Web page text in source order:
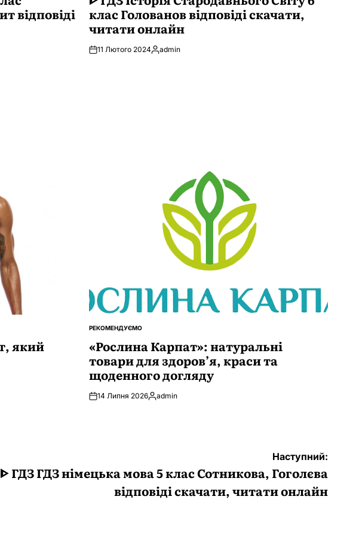
відповіді
клас Голованов відповіді скачати,
читати онлайн
11 Лютого 2024Опубліковано
admin
який
ОПУБЛІКУВАТИ
РЕКОМЕНДУЄМО
«Рослина Карпат»: натуральні
товари для здоров’я, краси та
щоденного догляду
14 Липня 2026Опубліковано
admin
Наступний:
ᐈ ГДЗ ГДЗ німецька мова 5 клас Сотникова, Гоголєва
відповіді скачати, читати онлайн